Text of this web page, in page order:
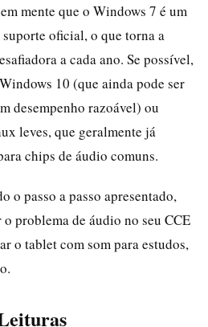
mente que o Windows 7 é um
oficial, o que torna a
a cada ano. Se possível,
10 (que ainda pode ser
desempenho razoável) ou
leves, que geralmente já
chips de áudio comuns.
o passo a passo apresentado,
problema de áudio no seu CCE
o tablet com som para estudos,